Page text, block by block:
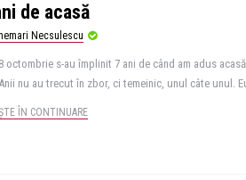
de acasă
Necsulescu
octombrie s-au împlinit 7 ani de când am adus
nu au trecut în zbor, ci temeinic, unul câte unul.
ÎN CONTINUARE